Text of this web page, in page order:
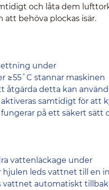
och låta dem
behöva plockas isär.
under
≥55˚C stannar maskinen
åtgärda detta kan
samtidigt för att
på ett säkert sätt
vattenläckage under
hjulen leds vattnet till en
vattnet automatiskt